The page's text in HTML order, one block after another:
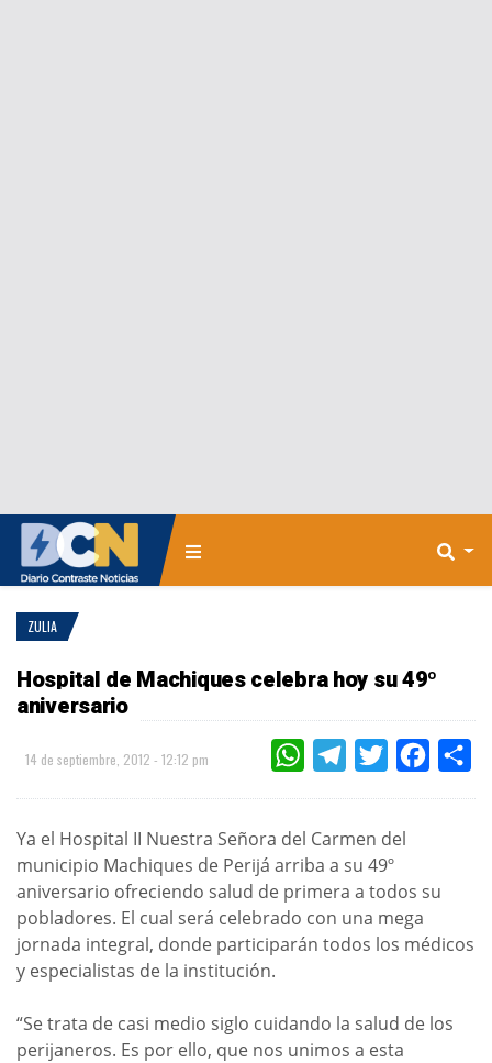
ZULIA
Hospital de Machiques celebra hoy su 49º
aniversario
14 de septiembre, 2012 - 12:12 pm WHATSAPPTELEGRAMTWITTER
Ya el Hospital II Nuestra Señora del Carmen del
municipio Machiques de Perijá arriba a su 49º
aniversario ofreciendo salud de primera a todos su
pobladores. El cual será celebrado con una mega
jornada integral, donde participarán todos los médicos
y especialistas de la institución.
“Se trata de casi medio siglo cuidando la salud de los
perijaneros. Es por ello, que nos unimos a esta